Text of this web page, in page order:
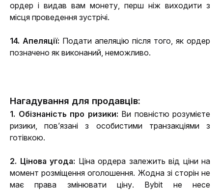
ордер і видав вам монету, перш ніж виходити з
місця проведення зустрічі.
14. Апеляції: Подати апеляцію після того, як ордер
позначено як виконаний, неможливо.
Нагадування для продавців:
1. Обізнаність про ризики: Ви повністю розумієте
ризики, пов’язані з особистими транзакціями з
готівкою.
2. Цінова угода: Ціна ордера залежить від ціни на
момент розміщення оголошення. Жодна зі сторін не
має права змінювати ціну. Bybit не несе